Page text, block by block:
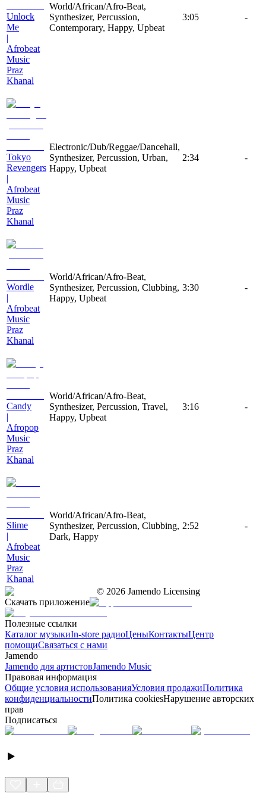
Unlock
Me
|
Afrobeat
Music
Praz
Khanal
World/African/Afro-Beat,
Synthesizer, Percussion,
Contemporary, Happy, Upbeat
3:05 -
Tokyo
Revengers
|
Afrobeat
Music
Praz
Khanal
Electronic/Dub/Reggae/Dancehall,
Synthesizer, Percussion, Urban,
Happy, Upbeat
2:34 -
Wordle
|
Afrobeat
Music
Praz
Khanal
World/African/Afro-Beat,
Synthesizer, Percussion, Clubbing,
Happy, Upbeat
3:30 -
Candy
|
Afropop
Music
Praz
Khanal
World/African/Afro-Beat,
Synthesizer, Percussion, Travel,
Happy, Upbeat
3:16 -
Slime
|
Afrobeat
Music
Praz
Khanal
World/African/Afro-Beat,
Synthesizer, Percussion, Clubbing,
Dark, Happy
2:52 -
© 2026 Jamendo Licensing
Скачать приложение
Полезные ссылки
Каталог музыкиIn-store радиоЦеныКонтактыЦентр
помощиСвязаться с нами
Jamendo
Jamendo для артистовJamendo Music
Правовая информация
Общие условия использованияУсловия продажиПолитика
конфиденциальностиПолитика cookiesНарушение авторских
прав
Подписаться